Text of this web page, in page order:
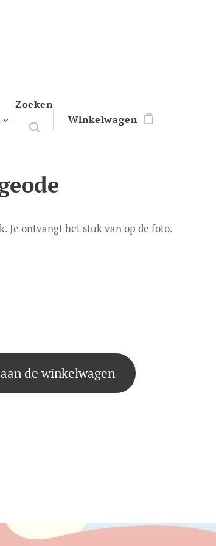
Zoeken
Winkelwagen
Je ontvangt het stuk van op de foto.
de winkelwagen